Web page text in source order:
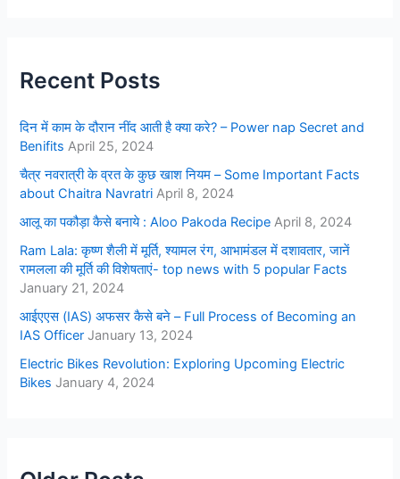
Recent Posts
दिन में काम के दौरान नींद आती है क्या करे? – Power nap Secret and
Benifits April 25, 2024
चैत्र नवरात्री के व्रत के कुछ खाश नियम – Some Important Facts
about Chaitra Navratri April 8, 2024
आलू का पकौड़ा कैसे बनाये : Aloo Pakoda Recipe April 8, 2024
Ram Lala: कृष्ण शैली में मूर्ति, श्यामल रंग, आभामंडल में दशावतार, जानें
रामलला की मूर्ति की विशेषताएं- top news with 5 popular Facts
January 21, 2024
आईएएस (IAS) अफसर कैसे बने – Full Process of Becoming an
IAS Officer January 13, 2024
Electric Bikes Revolution: Exploring Upcoming Electric
Bikes January 4, 2024